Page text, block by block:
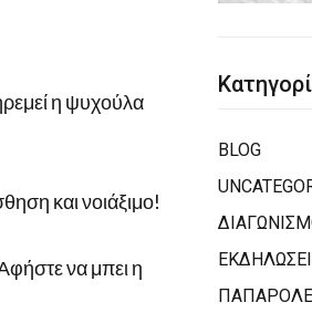
η ψυχούλα
και νοιάξιμο!
να μπει η
BLOG